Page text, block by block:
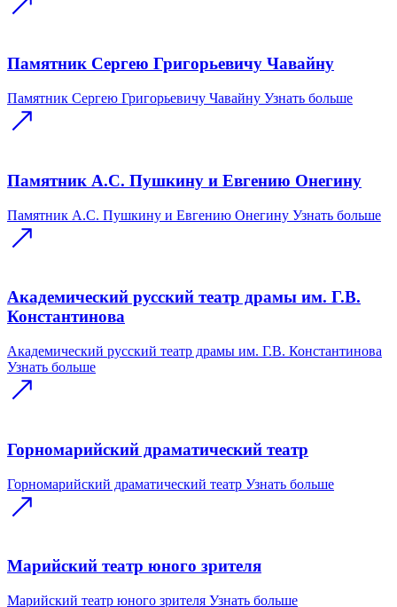
Памятник Сергею Григорьевичу Чавайну
Памятник Сергею Григорьевичу Чавайну Узнать больше
Памятник А.С. Пушкину и Евгению Онегину
Памятник А.С. Пушкину и Евгению Онегину Узнать больше
Академический русский театр драмы им. Г.В.
Константинова
Академический русский театр драмы им. Г.В. Константинова
Узнать больше
Горномарийский драматический театр
Горномарийский драматический театр Узнать больше
Марийский театр юного зрителя
Марийский театр юного зрителя Узнать больше